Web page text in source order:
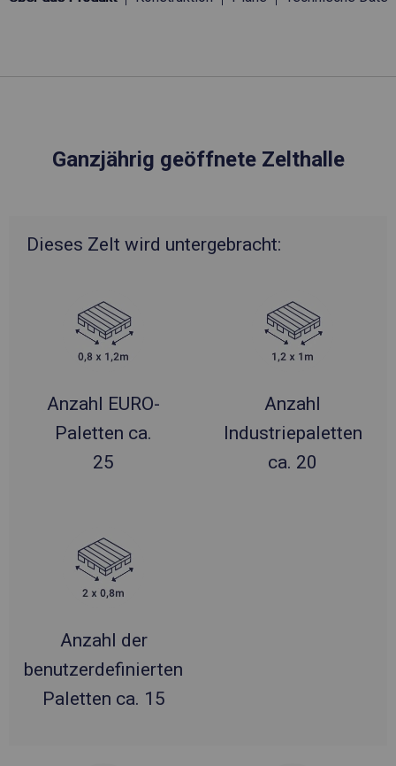
Ganzjährig geöffnete Zelthalle
Dieses Zelt wird untergebracht:
Anzahl EURO-
Paletten ca.
25
Anzahl
Industriepaletten
ca. 20
Anzahl der
benutzerdefinierten
Paletten ca. 15